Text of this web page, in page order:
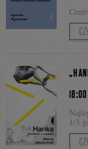
18:00
1/3